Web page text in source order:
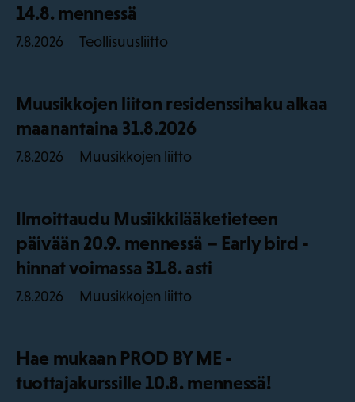
14.8. mennessä
7.8.2026 Teollisuusliitto
Muusikkojen liiton residenssihaku alkaa
maanantaina 31.8.2026
7.8.2026 Muusikkojen liitto
Ilmoittaudu Musiikkilääketieteen
päivään 20.9. mennessä – Early bird -
hinnat voimassa 31.8. asti
7.8.2026 Muusikkojen liitto
Hae mukaan PROD BY ME -
tuottajakurssille 10.8. mennessä!